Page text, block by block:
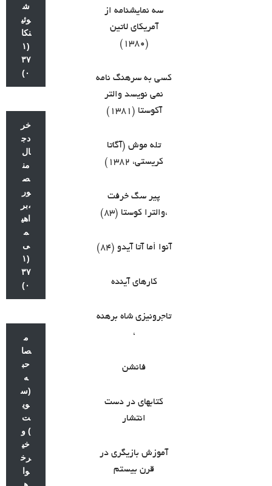
سه نمایشنامه از
آمریکای لاتین
(۱۳۸۰)
کسی به سرهنگ نامه
نمی نویسد والتر
آکوستا (۱۳۸۱)
تله موش (آگاتا
کریستی، ۱۳۸۲)
پیر سگ خرفت
،والترا کوستا (۸۳)
آنوا أما آتا آیدو (۸۴)
کارهای آینده
تاجرونیزی شاه برهنه
،
فانشن
کتابهای در دست
انتشار
آموزش بازیگری در
قرن بیستم
ش
وئی
نکا
(۱
۳۷
۰)
خر
دج
ال
من
ص
ور
،بر
اهی
م
ی
(۱
۳۷
۰)
م
صا
حب
ه
(س
وی
ت
) و
خی
رخ
وا
ه